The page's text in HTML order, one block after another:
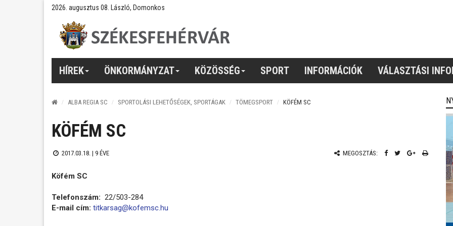
2026. augusztus 08. László, Domonkos
HÍREK ÖNKORMÁNYZAT KÖZÖSSÉG SPORT INFORMÁCIÓK VÁLASZTÁSI
ALBA REGIA SC SPORTOLÁSI LEHETŐSÉGEK, SPORTÁGAK TÖMEGSPORT KÖFÉM SC
KÖFÉM SC
2017.03.18. | 9 ÉVE MEGOSZTÁS:
Köfém SC
Telefonszám: 22/503-284
E-mail cím: titkarsag@kofemsc.hu